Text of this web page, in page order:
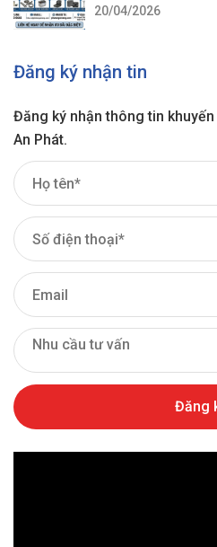
20/04/2026
Đăng ký nhận tin
Đăng ký nhận thông tin
An Phát.